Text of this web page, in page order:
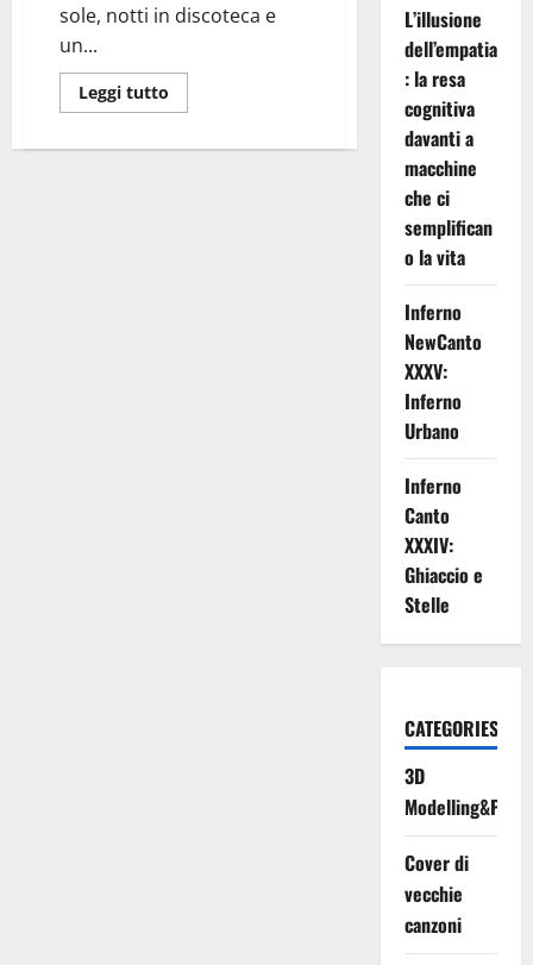
sole, notti in discoteca e
un...
Leggi tutto
di
Tzacca
L’illusione
dell’empatia
: la resa
cognitiva
davanti a
macchine
che ci
semplifican
o la vita
Inferno
NewCanto
XXXV:
Inferno
Urbano
Inferno
Canto
XXXIV:
Ghiaccio e
Stelle
CATEGORIES
3D
Cover di
vecchie
canzoni